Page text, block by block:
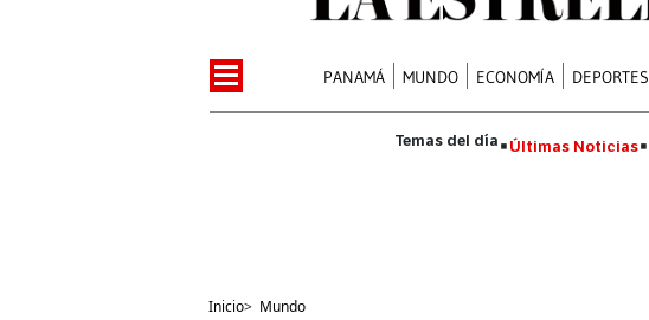
PANAMÁ MUNDO ECONOMÍA DEPORTES
Últimas Noticias
Inicio> Mundo